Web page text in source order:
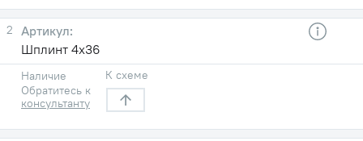
2
Шплинт 4х36
Наличие
Обратитесь к
консультанту
К схеме